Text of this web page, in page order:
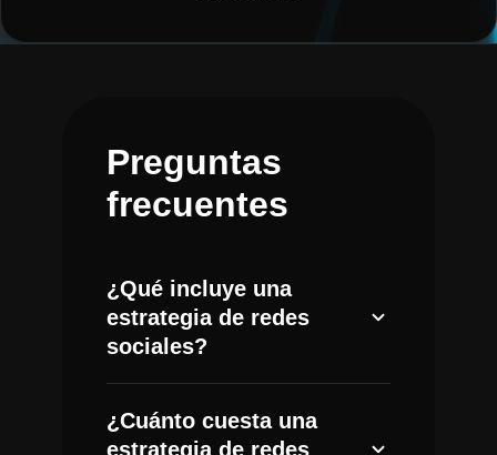
Preguntas
frecuentes
¿Qué incluye una
estrategia de redes
sociales?
y competencia, definición de pilares
¿Cuánto cuesta una
estrategia de redes